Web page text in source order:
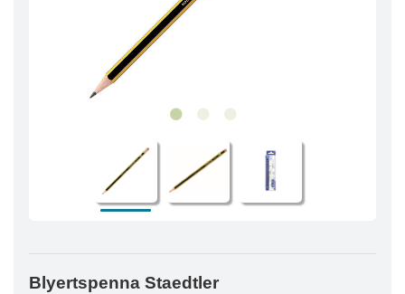
Blyertspenna Staedtler